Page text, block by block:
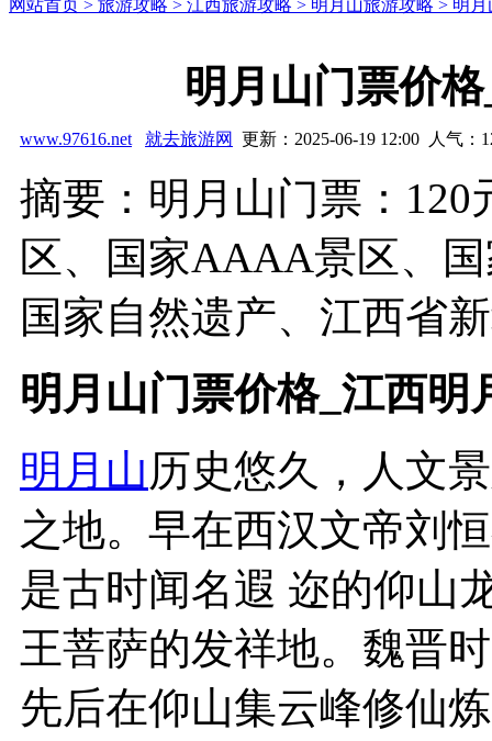
网站首页 > 旅游攻略 > 江西旅游攻略 > 明月山旅游攻略 > 明月
明月山门票价
www.97616.net 就去旅游网 更新：2025-06-19 12:00 人气：
摘要：明月山门票：
区、国家AAAA景区、
国家自然遗产、江西省
明月山门票价格_江西明
明月山历史悠久，人文
之地。早在西汉文帝刘
是古时闻名遐 迩的仰山
王菩萨的发祥地。魏晋
先后在仰山集云峰修仙